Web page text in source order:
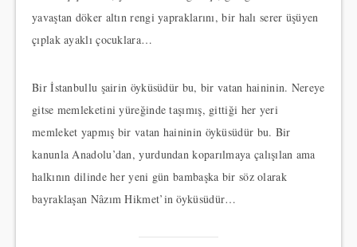
yavaştan döker altın rengi yapraklarını, bir halı serer üşüyen
çıplak ayaklı çocuklara…
Bir İstanbullu şairin öyküsüdür bu, bir vatan haininin. Nereye
gitse memleketini yüreğinde taşımış, gittiği her yeri
memleket yapmış bir vatan haininin öyküsüdür bu. Bir
kanunla Anadolu’dan, yurdundan koparılmaya çalışılan ama
halkının dilinde her yeni gün bambaşka bir söz olarak
bayraklaşan Nâzım Hikmet’in öyküsüdür…